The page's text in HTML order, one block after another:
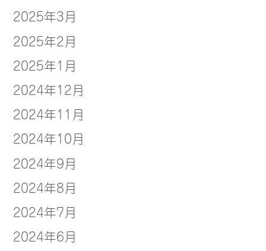
2025年3月
2025年2月
2025年1月
2024年12月
2024年11月
2024年10月
2024年9月
2024年8月
2024年7月
2024年6月